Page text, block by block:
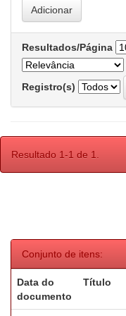
Resultados/Página
Registro(s)
Resultado 1-1 de 1.
Conjunto de itens:
Data do
documento
Título